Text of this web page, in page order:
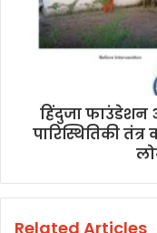
हिंदुजा फाउंडेशन
पारिस्थितिकी
Related Articles